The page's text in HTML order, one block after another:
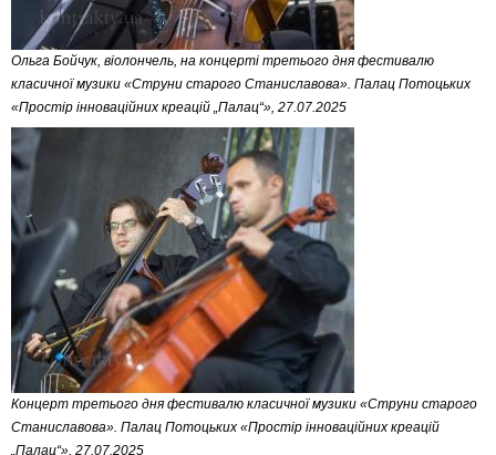
Ольга Бойчук, віолончель, на концерті третього дня фестивалю
класичної музики «Струни старого Станиславова». Палац Потоцьких
«Простір інноваційних креацій „Палац“», 27.07.2025
Концерт третього дня фестивалю класичної музики «Струни старого
Станиславова». Палац Потоцьких «Простір інноваційних креацій
„Палац“», 27.07.2025